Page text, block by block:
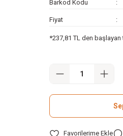
Barkod Kodu
Fiyat
*237,81 TL den